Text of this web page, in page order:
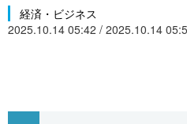
カテゴリー
国際・海外
文化
経済・ビジネス
2025.10.14 05:42 / 2025.10.14